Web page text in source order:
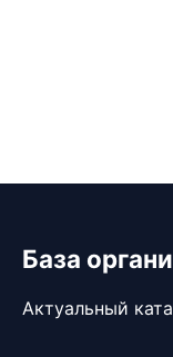
База
Актуальный